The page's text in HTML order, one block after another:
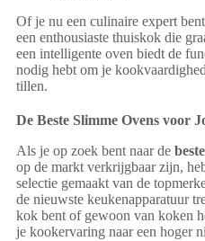
Of je nu een culinaire expert
een enthousiaste thuiskok die
een intelligente oven biedt de
nodig hebt om je
tillen.
De Beste Slimme Ovens voor
Als je op zoek bent naar de
op de markt verkrijgbaar zijn,
selectie gemaakt van de
de nieuwste keukenapparatuur
kok bent of gewoon van koken
je kookervaring naar een hoger